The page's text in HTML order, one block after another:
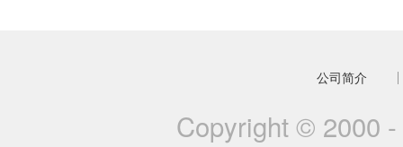
公司简介
Copyright © 2000